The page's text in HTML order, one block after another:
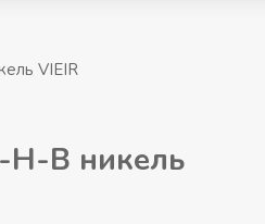
VIEIR
Н-В никель